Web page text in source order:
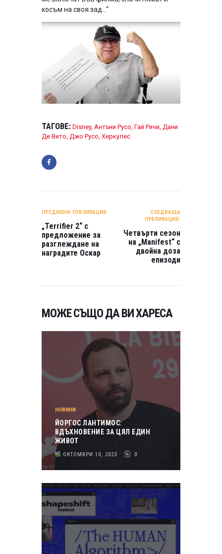
косъм на своя зад…“
ТАГОВЕ: Disney, Антъни Русо Гай Ричи Дани
Де Вито Джо Русо Херкулес
ПРЕДИШНА ПУБЛИКАЦИЯ
„Terrifier 2“ с
предложение за
разглеждане на
наградите Оскар
СЛЕДВАЩА
ПУБЛИКАЦИЯ:
Четвърти сезон
на „Manifest“ с
двойна доза
епизоди
МОЖЕ СЪЩО ДА ВИ ХАРЕСА
НОВИНИ
ЙОРГОС ЛАНТИМОС:
ВДЪХНОВЕНИЕ ЗА ЦЯЛ ЕДИН
ЖИВОТ
ОКТОМВРИ 10, 2023 0